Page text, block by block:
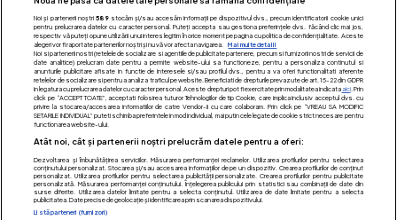
Urmărește-ne pe:
Noi și partenerii noștri 589stocăm și/sau accesăm informații pe dispozitivul dvs., precum identificatorii cookie unici
pentru prelucrarea datelor cu caracter personal. Puteți accepta sau gestiona preferințele dvs. făcând clic mai jos,
respectiv vă puteți opune utilizării unui interes legitim în orice moment pe pagina cu politica de confidențialitate. Aceste
alegeri vor fi raportate partenerilor noștri și nu vă vor afecta navigarea.
Mai multe detalii
Noi si partenerii nostri (retelele de socializare si agentiile de publicitate partenere, precum si furnizorii nostri de servicii de
date analitice) prelucram date pentru a permite website-ului sa functioneze, pentru a personaliza continutul si
anunturile publicitare afisate in functie de interesele si/sau profilul dvs., pentru a va oferi functionalitati aferente
retelelor de socializare si pentru a analiza traficul pe website. Beneficiati de drepturile prevazute de art. 15-22 din GDPR
in legatura cu prelucrarea datelor cu caracter personal. Aceste drepturi pot fi exercitate prin modalitatea indicataaici. Prin
click pe “ACCEPT TOATE”, acceptati folosirea tuturor Tehnologiilor de tip Cookie, care implica inclusiv acceptul dvs. cu
privire la stocarea/accesarea informatiilor de catre Vendor-ii cu care colaboram. Prin click pe “VREAU SA MODIFIC
SETARILE INDIVIDUAL” puteti schimba preferintele in mod individual, mai putin cele legate de cookie strict necesare pentru
functionarea website-ului.
Atât noi, cât și partenerii noștri prelucrăm datele pentru a oferi:
Dezvoltarea și îmbunătățirea serviciilor. Măsurarea performanței reclamelor. Utilizarea profilurilor pentru selectarea
conținutului personalizat. Stocarea și/sau accesarea informațiilor de pe un dispozitiv. Crearea profilurilor de conținut
personalizat. Utilizarea profilurilor pentru selectarea publicității personalizate. Crearea profilurilor pentru publicitate
personalizată. Măsurarea performanței conținutului. Înțelegerea publicului prin statistici sau combinații de date din
surse diferite. Utilizarea datelor limitate pentru a selecta conținutul. Utilizarea de date limitate pentru a selecta
publicitatea. Date precise de geolocație și identificarea prin scanarea dispozitivului.
Listă parteneri (furnizori)